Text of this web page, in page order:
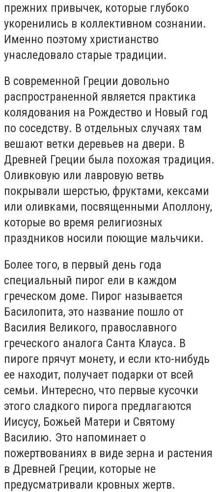
прежних привычек, которые глубоко
укоренились в коллективном сознании.
Именно поэтому христианство
унаследовало старые традиции.
В современной Греции довольно
распространенной является практика
колядования на Рождество и Новый год
по соседству. В отдельных случаях там
вешают ветки деревьев на двери. В
Древней Греции была похожая традиция.
Оливковую или лавровую ветвь
покрывали шерстью, фруктами, кексами
или оливками, посвященными Аполлону,
которые во время религиозных
праздников носили поющие мальчики.
Более того, в первый день года
специальный пирог ели в каждом
греческом доме. Пирог называется
Басилопита, это название пошло от
Василия Великого, православного
греческого аналога Санта Клауса. В
пироге прячут монету, и если кто-нибудь
ее находит, получает подарки от всей
семьи. Интересно, что первые кусочки
этого сладкого пирога предлагаются
Иисусу, Божьей Матери и Святому
Василию. Это напоминает о
пожертвованиях в виде зерна и растения
в Древней Греции, которые не
предусматривали кровных жертв.